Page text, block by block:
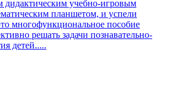
учебно-игровым
планшетом, и успели
многофункциональное пособие
решать задачи познавательно-
детей.....